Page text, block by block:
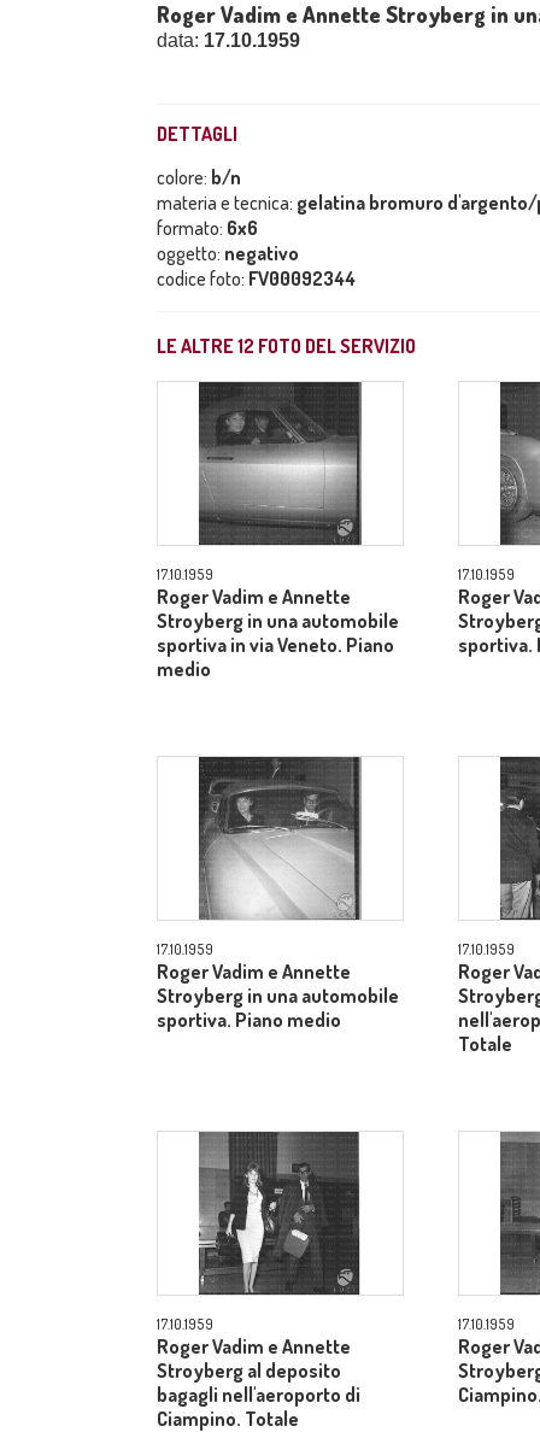
Roger Vadim e Annette Stroyberg in
data: 17.10.1959
DETTAGLI
colore: b/n
materia e tecnica: gelatina bromuro
formato: 6x6
oggetto: negativo
codice foto: FV00092344
LE ALTRE12 FOTO DEL SERVIZIO
17.10.1959
Roger Vadim e Annette
Stroyberg in una automobile
sportiva in via Veneto. Piano
medio
17.10.1959
Roger
sportiva.
17.10.1959
Roger Vadim e Annette
Stroyberg in una automobile
sportiva. Piano medio
17.10.1959
Roger
Totale
17.10.1959
Roger Vadim e Annette
Stroyberg al deposito
bagagli nell'aeroporto di
Ciampino. Totale
17.10.1959
Roger